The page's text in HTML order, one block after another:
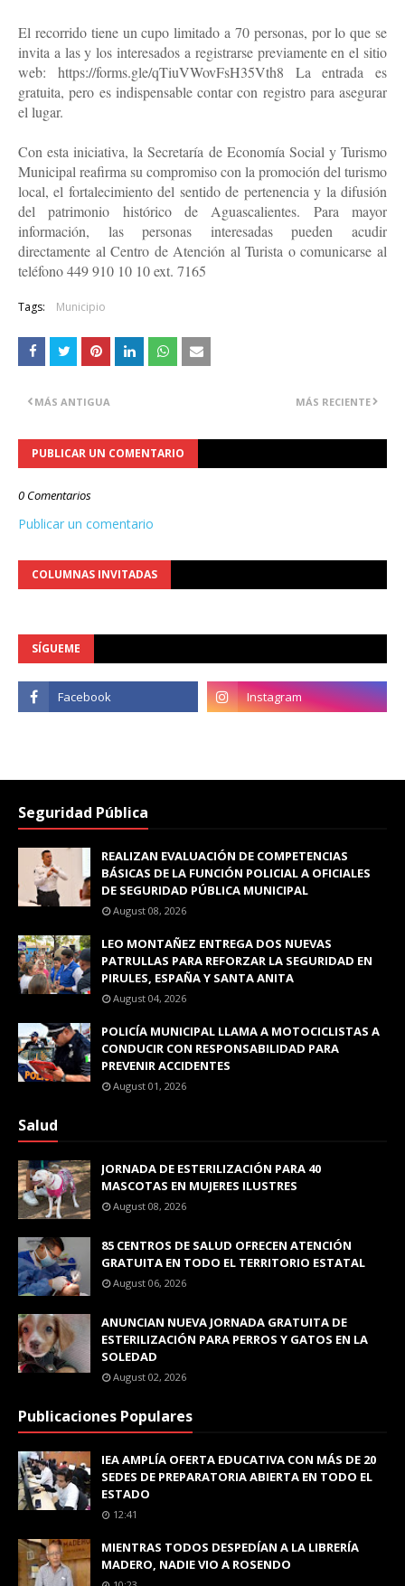
El recorrido tiene un cupo limitado a 70 personas, por lo que se
invita a las y los interesados a registrarse previamente en el sitio
web: https://forms.gle/qTiuVWovFsH35Vth8 La entrada es
gratuita, pero es indispensable contar con registro para asegurar
el lugar.
Con esta iniciativa, la Secretaría de Economía Social y Turismo
Municipal reafirma su compromiso con la promoción del turismo
local, el fortalecimiento del sentido de pertenencia y la difusión
del patrimonio histórico de Aguascalientes. Para mayor
información, las personas interesadas pueden acudir
directamente al Centro de Atención al Turista o comunicarse al
teléfono 449 910 10 10 ext. 7165
Tags: Municipio
MÁS RECIENTE
MÁS ANTIGUA
PUBLICAR UN COMENTARIO
0 Comentarios
Publicar un comentario
COLUMNAS INVITADAS
SÍGUEME
Seguridad Pública
REALIZAN EVALUACIÓN DE COMPETENCIAS
BÁSICAS DE LA FUNCIÓN POLICIAL A OFICIALES
DE SEGURIDAD PÚBLICA MUNICIPAL
August 08, 2026
LEO MONTAÑEZ ENTREGA DOS NUEVAS
PATRULLAS PARA REFORZAR LA SEGURIDAD EN
PIRULES, ESPAÑA Y SANTA ANITA
August 04, 2026
POLICÍA MUNICIPAL LLAMA A MOTOCICLISTAS A
CONDUCIR CON RESPONSABILIDAD PARA
PREVENIR ACCIDENTES
August 01, 2026
Salud
JORNADA DE ESTERILIZACIÓN PARA 40
MASCOTAS EN MUJERES ILUSTRES
August 08, 2026
85 CENTROS DE SALUD OFRECEN ATENCIÓN
GRATUITA EN TODO EL TERRITORIO ESTATAL
August 06, 2026
ANUNCIAN NUEVA JORNADA GRATUITA DE
ESTERILIZACIÓN PARA PERROS Y GATOS EN LA
SOLEDAD
August 02, 2026
Publicaciones Populares
IEA AMPLÍA OFERTA EDUCATIVA CON MÁS DE 20
SEDES DE PREPARATORIA ABIERTA EN TODO EL
ESTADO
12:41
MIENTRAS TODOS DESPEDÍAN A LA LIBRERÍA
MADERO, NADIE VIO A ROSENDO